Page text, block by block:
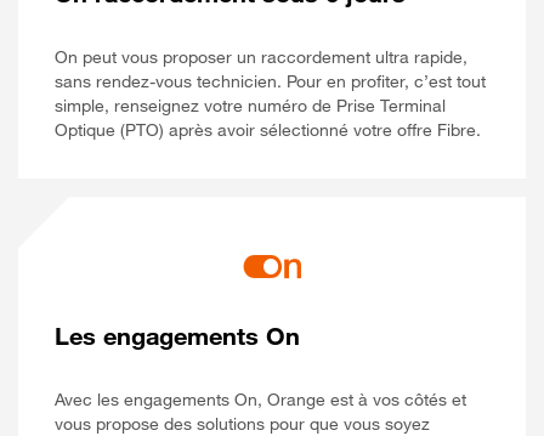
On peut vous proposer un raccordement ultra rapide,
sans rendez-vous technicien. Pour en profiter, c’est tout
simple, renseignez votre numéro de Prise Terminal
Optique (PTO) après avoir sélectionné votre offre Fibre.
Les engagements On
Avec les engagements On, Orange est à vos côtés et
vous propose des solutions pour que vous soyez